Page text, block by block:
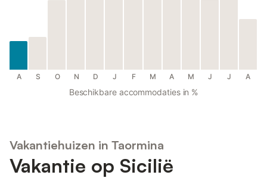
A S O N D J F M A M J J A
Beschikbare accommodaties in %
Vakantiehuizen in Taormina
Vakantie op Sicilië